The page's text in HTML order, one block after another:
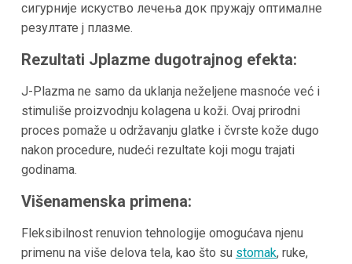
сигурније искуство лечења док пружају оптималне
резултате j плазме.
Rezultati Jplazme dugotrajnog efekta:
J-Plazma ne samo da uklanja neželjene masnoće već i
stimuliše proizvodnju kolagena u koži. Ovaj prirodni
proces pomaže u održavanju glatke i čvrste kože dugo
nakon procedure, nudeći rezultate koji mogu trajati
godinama.
Višenamenska primena:
Fleksibilnost renuvion tehnologije omogućava njenu
primenu na više delova tela, kao što su stomak, ruke,